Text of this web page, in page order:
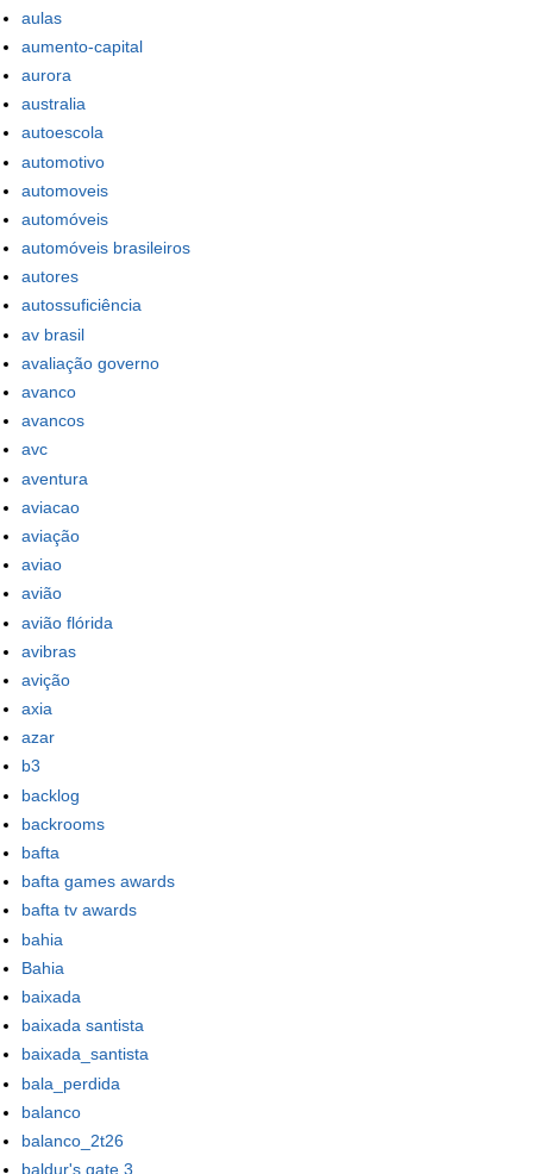
aulas
aumento-capital
aurora
australia
autoescola
automotivo
automoveis
automóveis
automóveis brasileiros
autores
autossuficiência
av brasil
avaliação governo
avanco
avancos
avc
aventura
aviacao
aviação
aviao
avião
avião flórida
avibras
avição
axia
azar
b3
backlog
backrooms
bafta
bafta games awards
bafta tv awards
bahia
Bahia
baixada
baixada santista
baixada_santista
bala_perdida
balanco
balanco_2t26
baldur's gate 3